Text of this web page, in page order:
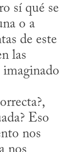
sí qué se
o a
de este
las
imaginado
Eso
nos